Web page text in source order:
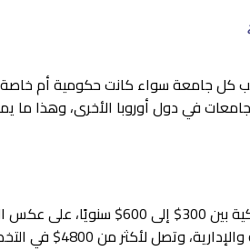
كل جامعة سواء كانت حكومية أم
في دول أوروبا الأخرى، وهذا ما
وتتراوح عادةً تكاليف دراسة الماستر في